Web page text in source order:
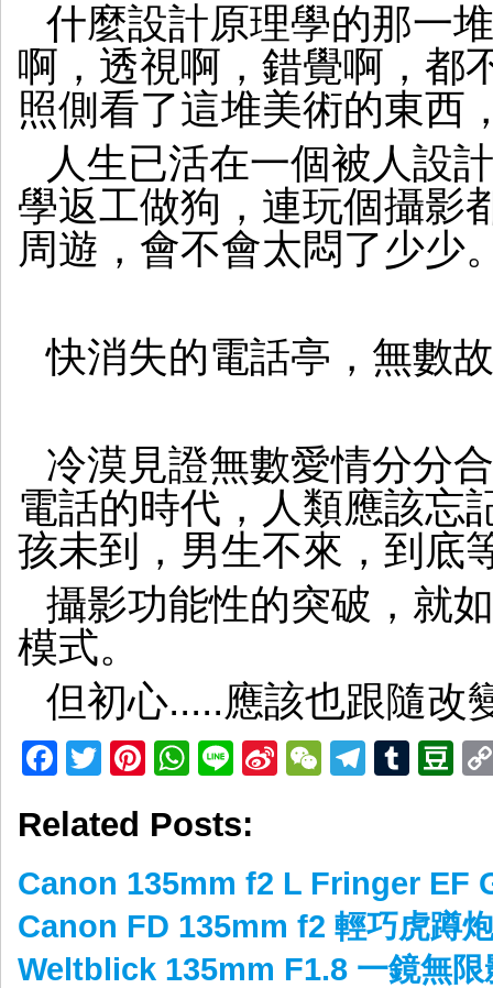
什麼設計原理學的那一
啊，透視啊，錯覺啊，都
照側看了這堆美術的東西
人生已活在一個被人設
學返工做狗，連玩個攝影
周遊，會不會太悶了少少
快消失的電話亭，無數
冷漠見證無數愛情分分
電話的時代，人類應該忘
孩未到，男生不來，到底
攝影功能性的突破，就
模式。
但初心.....應該也跟隨改
Facebook
TwitterPinterest
WhatsApp
LineSinaWeChat
Related Posts:
Canon 135mm f2 L Fringer EF
Canon FD 135mm f2 輕巧虎蹲炮
Weltblick 135mm F1.8 一鏡無限